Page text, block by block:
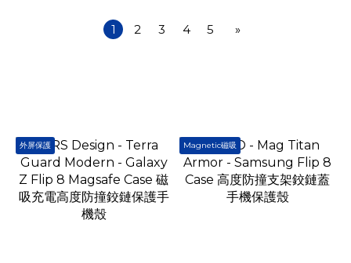
1 2 3 4 5 »
外屏保護 Magnetic磁吸